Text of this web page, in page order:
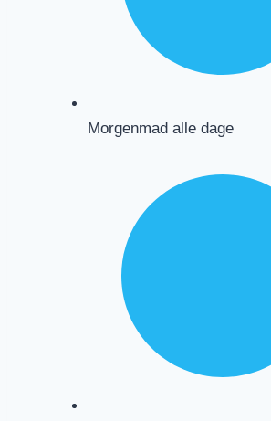
Morgenmad alle dage